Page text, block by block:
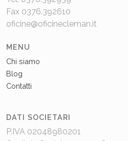
Fax 0376.392610
oficine@oficinecleman.it
MENU
Chi siamo
Blog
Contatti
DATI SOCIETARI
P.IVA 02048980201